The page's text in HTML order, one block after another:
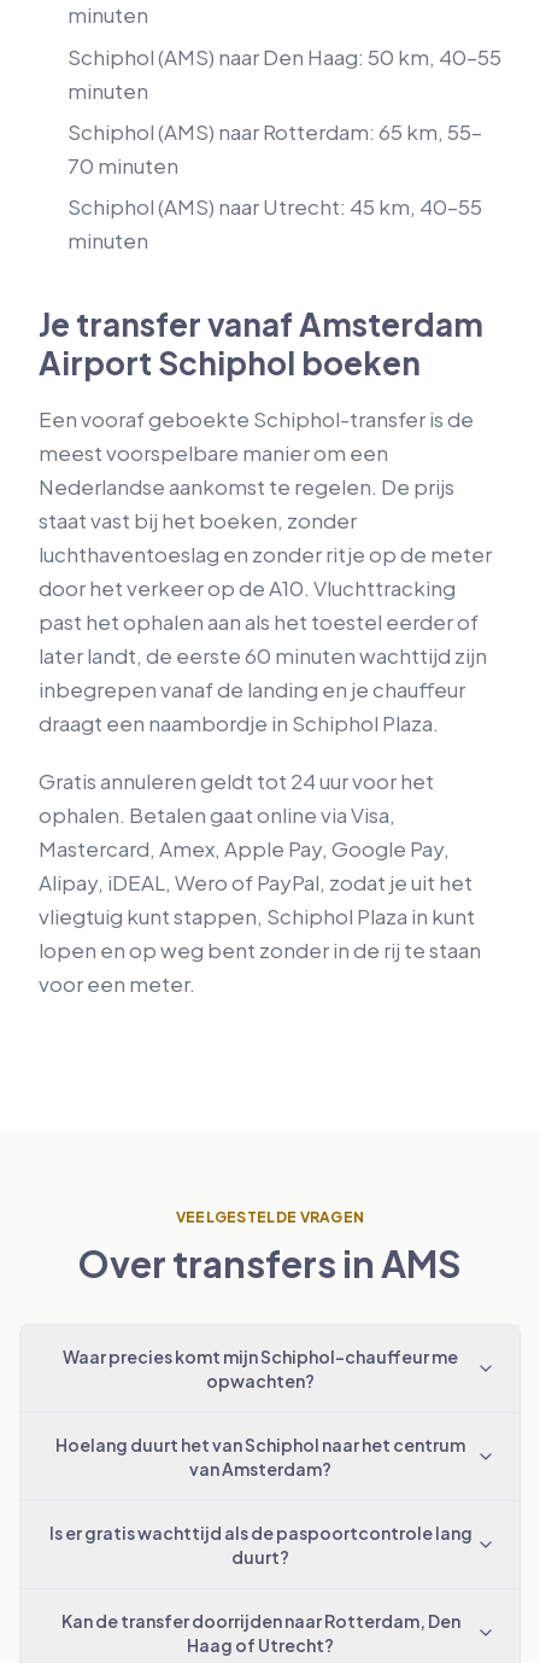
minuten
Schiphol (AMS) naar Den Haag: 50 km, 40–55
minuten
Schiphol (AMS) naar Rotterdam: 65 km, 55–
70 minuten
Schiphol (AMS) naar Utrecht: 45 km, 40–55
minuten
Je transfer vanaf Amsterdam
Airport Schiphol boeken
Een vooraf geboekte Schiphol-transfer is de
meest voorspelbare manier om een
Nederlandse aankomst te regelen. De prijs
staat vast bij het boeken, zonder
luchthaventoeslag en zonder ritje op de meter
door het verkeer op de A10. Vluchttracking
past het ophalen aan als het toestel eerder of
later landt, de eerste 60 minuten wachttijd zijn
inbegrepen vanaf de landing en je chauffeur
draagt een naambordje in Schiphol Plaza.
Gratis annuleren geldt tot 24 uur voor het
ophalen. Betalen gaat online via Visa,
Mastercard, Amex, Apple Pay, Google Pay,
Alipay, iDEAL, Wero of PayPal, zodat je uit het
vliegtuig kunt stappen, Schiphol Plaza in kunt
lopen en op weg bent zonder in de rij te staan
voor een meter.
VEELGESTELDE VRAGEN
Over transfers in AMS
Waar precies komt mijn Schiphol-chauffeur me
opwachten?
Hoelang duurt het van Schiphol naar het centrum
van Amsterdam?
Is er gratis wachttijd als de paspoortcontrole lang
duurt?
Kan de transfer doorrijden naar Rotterdam, Den
Haag of Utrecht?